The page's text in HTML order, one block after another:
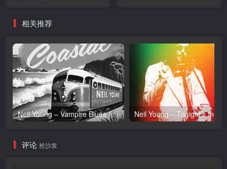
相关推荐
Neil Young – Vampire Blues (Live) – Single(054391239303)【24bit／96.0kHz】土耳其区
评论 抢沙发